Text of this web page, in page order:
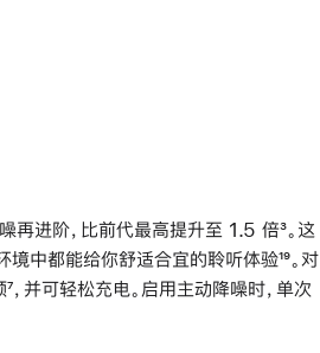
再进阶，比前代最高提升至 1.5 倍脚
注
³。这
中都能给你舒适合宜的聆听体验脚
注
¹⁹。对
脚
⁷，并可轻松充电。启用主动降噪时，单次